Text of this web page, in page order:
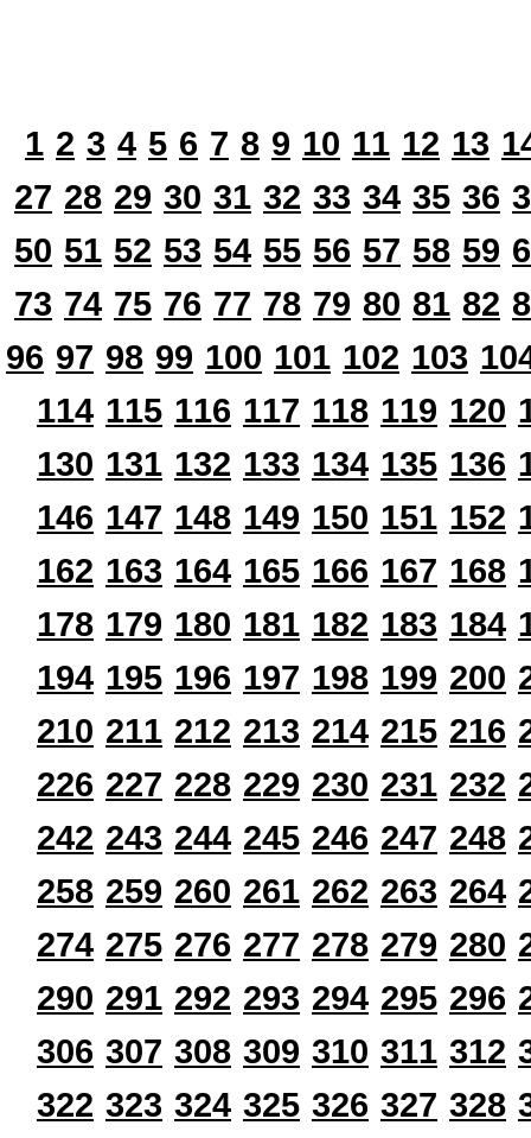
1 2 3 4 5 6 7 8 9 10 11 12 13
27 28 29 30 31 32 33 34 35 36
50 51 52 53 54 55 56 57 58 59
73 74 75 76 77 78 79 80 81 82
96 97 98 99 100 101 102 103
114 115 116 117 118 119 120
130 131 132 133 134 135 136
146 147 148 149 150 151 152
162 163 164 165 166 167 168
178 179 180 181 182 183 184
194 195 196 197 198 199 200
210 211 212 213 214 215 216
226 227 228 229 230 231 232
242 243 244 245 246 247 248
258 259 260 261 262 263 264
274 275 276 277 278 279 280
290 291 292 293 294 295 296
306 307 308 309 310 311 312
322 323 324 325 326 327 328